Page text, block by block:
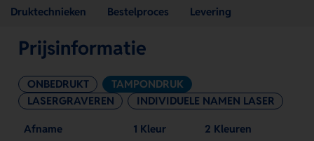
Druktechnieken Bestelproces Levering
Prijsinformatie
ONBEDRUKT
TAMPONDRUK
LASERGRAVEREN
INDIVIDUELE NAMEN LASER
Afname 1 Kleur 2 Kleuren